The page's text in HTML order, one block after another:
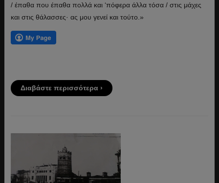
/ έπαθα που έπαθα πολλά και ‘πόφερα άλλα τόσα / στις μάχες
και στις θάλασσες· ας μου γενεί και τούτο.»
Διαβάστε περισσότερα ›